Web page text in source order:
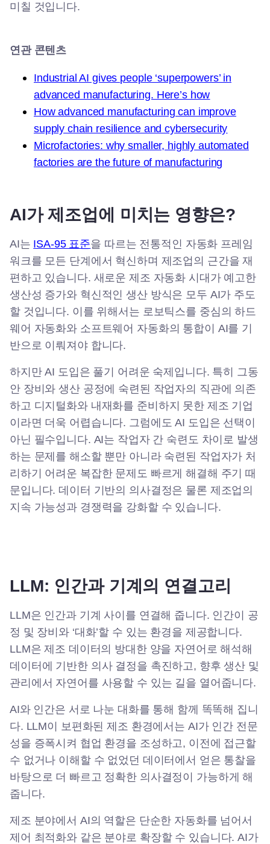
미칠 것입니다.
연관 콘텐츠
Industrial AI gives people ‘superpowers’ in
advanced manufacturing. Here’s how
How advanced manufacturing can improve
supply chain resilience and cybersecurity
Microfactories: why smaller, highly automated
factories are the future of manufacturing
AI가 제조업에 미치는 영향은?
AI는 ISA-95 표준을 따르는 전통적인 자동화 프레임
워크를 모든 단계에서 혁신하며 제조업의 근간을 재
편하고 있습니다. 새로운 제조 자동화 시대가 예고한
생산성 증가와 혁신적인 생산 방식은 모두 AI가 주도
할 것입니다. 이를 위해서는 로보틱스를 중심의 하드
웨어 자동화와 소프트웨어 자동화의 통합이 AI를 기
반으로 이뤄져야 합니다.
하지만 AI 도입은 풀기 어려운 숙제입니다. 특히 그동
안 장비와 생산 공정에 숙련된 작업자의 직관에 의존
하고 디지털화와 내재화를 준비하지 못한 제조 기업
이라면 더욱 어렵습니다. 그럼에도 AI 도입은 선택이
아닌 필수입니다. AI는 작업자 간 숙련도 차이로 발생
하는 문제를 해소할 뿐만 아니라 숙련된 작업자가 처
리하기 어려운 복잡한 문제도 빠르게 해결해 주기 때
문입니다. 데이터 기반의 의사결정은 물론 제조업의
지속 가능성과 경쟁력을 강화할 수 있습니다.
LLM: 인간과 기계의 연결고리
LLM은 인간과 기계 사이를 연결해 줍니다. 인간이 공
정 및 장비와 ‘대화’할 수 있는 환경을 제공합니다.
LLM은 제조 데이터의 방대한 양을 자연어로 해석해
데이터에 기반한 의사 결정을 촉진하고, 향후 생산 및
관리에서 자연어를 사용할 수 있는 길을 열어줍니다.
AI와 인간은 서로 나눈 대화를 통해 함께 똑똑해 집니
다. LLM이 보편화된 제조 환경에서는 AI가 인간 전문
성을 증폭시켜 협업 환경을 조성하고, 이전에 접근할
수 없거나 이해할 수 없었던 데이터에서 얻은 통찰을
바탕으로 더 빠르고 정확한 의사결정이 가능하게 해
줍니다.
제조 분야에서 AI의 역할은 단순한 자동화를 넘어서
제어 최적화와 같은 분야로 확장할 수 있습니다. AI가